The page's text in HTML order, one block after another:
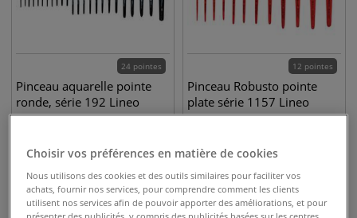
24 pointes
Pinceau aquarelle pointe
ronde, série 192 Lineo
12 pointes
Pinceau Robusto pointe
plate série 1157 Lineo
JUSQU'À-30% NOUVEAU NOUVEAU
Choisir vos préférences en matière de cookies
Nous utilisons des cookies et des outils similaires pour faciliter vos
achats, fournir nos services, pour comprendre comment les clients
utilisent nos services afin de pouvoir apporter des améliorations, et pour